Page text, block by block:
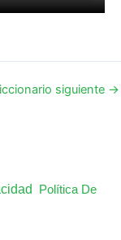
siguiente →
Política De